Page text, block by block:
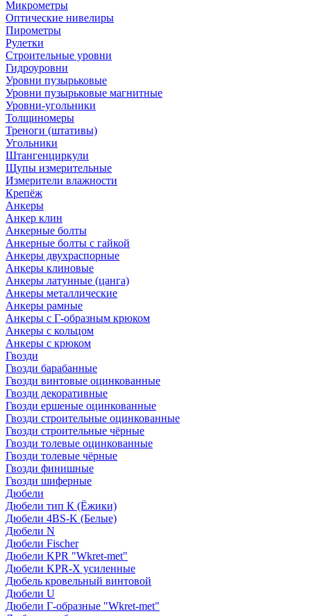
Микрометры
Оптические нивелиры
Пирометры
Рулетки
Строительные уровни
Гидроуровни
Уровни пузырьковые
Уровни пузырьковые магнитные
Уровни-угольники
Толщиномеры
Треноги (штативы)
Угольники
Штангенциркули
Щупы измерительные
Измерители влажности
Крепёж
Анкеры
Анкер клин
Анкерные болты
Анкерные болты с гайкой
Анкеры двухраспорные
Анкеры клиновые
Анкеры латунные (цанга)
Анкеры металлические
Анкеры рамные
Анкеры с Г-образным крюком
Анкеры с кольцом
Анкеры с крюком
Гвозди
Гвозди барабанные
Гвозди винтовые оцинкованные
Гвозди декоративные
Гвозди ершеные оцинкованные
Гвозди строительные оцинкованные
Гвозди строительные чёрные
Гвозди толевые оцинкованные
Гвозди толевые чёрные
Гвозди финишные
Гвозди шиферные
Дюбели
Дюбели тип К (Ёжики)
Дюбели 4BS-K (Белые)
Дюбели N
Дюбели Fischer
Дюбели KPR "Wkret-met"
Дюбели KPR-Х усиленные
Дюбель кровельный винтовой
Дюбели U
Дюбели Г-образные "Wkret-met"